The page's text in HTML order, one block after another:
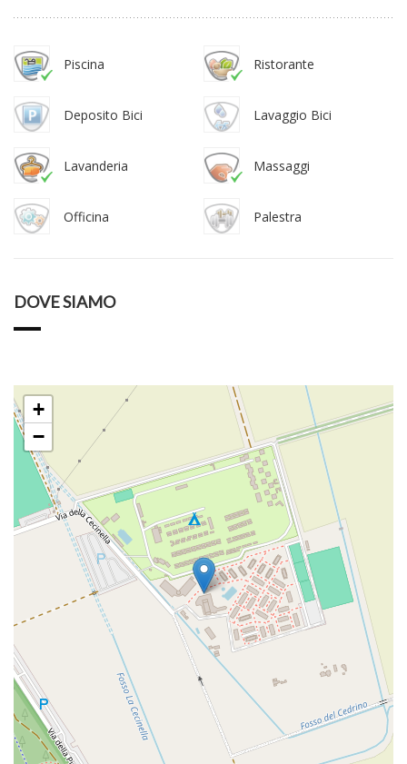
Piscina Ristorante
Deposito Bici Lavaggio Bici
Lavanderia Massaggi
Officina Palestra
DOVE SIAMO
+
−